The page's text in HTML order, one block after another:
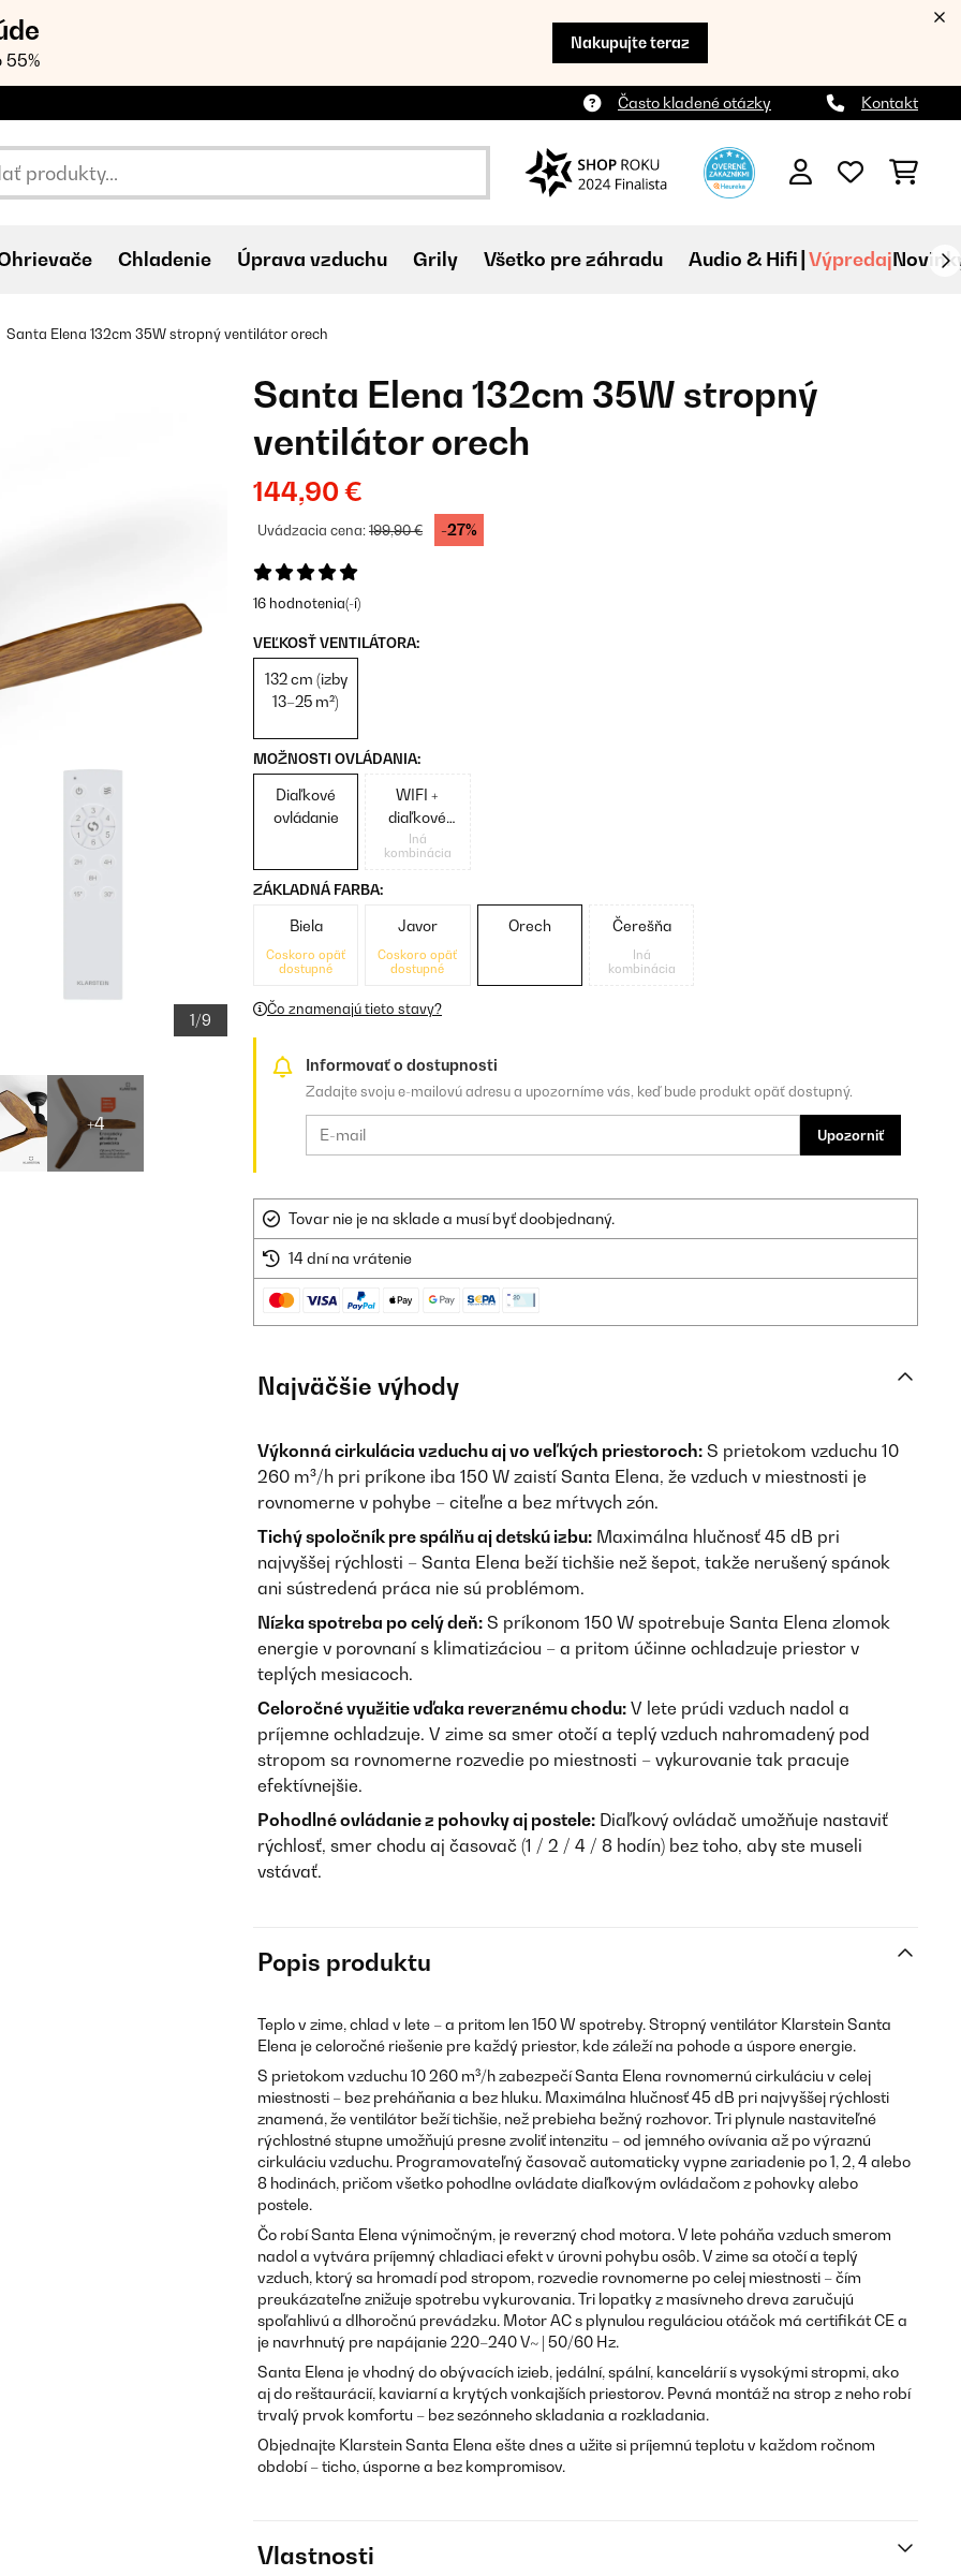
55%
Nakupujte teraz
Často kladené otázky Kontakt
Chladenie Úprava vzduchu Grily Všetko pre záhradu Audio & Hifi Výpredaj
Santa Elena 132cm 35W stropný ventilátor orech
1/9
+4
Santa Elena 132cm 35W stropný
ventilátor orech
144,90 €
Uvádzacia cena:199,90 € -27%
16 hodnotenia(-í)
VEĽKOSŤ VENTILÁTORA:
132 cm (izby
13–25 m²)
MOŽNOSTI OVLÁDANIA:
Diaľkové
ovládanie
WIFI +
diaľkové
ovládanie
Iná
kombinácia
ZÁKLADNÁ FARBA:
Biela
Čoskoro opäť
dostupné
Javor
Čoskoro opäť
dostupné
Orech Čerešňa
Iná
kombinácia
Čo znamenajú tieto stavy?
Informovať o dostupnosti
Zadajte svoju e-mailovú adresu a upozorníme vás, keď bude produkt opäť dostupný.
Upozorniť
Tovar nie je na sklade a musí byť doobjednaný.
14 dní na vrátenie
Najväčšie výhody
Výkonná cirkulácia vzduchu aj vo veľkých priestoroch: S prietokom vzduchu 10
260 m³/h pri príkone iba 150 W zaistí Santa Elena, že vzduch v miestnosti je
rovnomerne v pohybe – citeľne a bez mŕtvych zón.
Tichý spoločník pre spálňu aj detskú izbu: Maximálna hlučnosť 45 dB pri
najvyššej rýchlosti – Santa Elena beží tichšie než šepot, takže nerušený spánok
ani sústredená práca nie sú problémom.
Nízka spotreba po celý deň: S príkonom 150 W spotrebuje Santa Elena zlomok
energie v porovnaní s klimatizáciou – a pritom účinne ochladzuje priestor v
teplých mesiacoch.
Celoročné využitie vďaka reverznému chodu: V lete prúdi vzduch nadol a
príjemne ochladzuje. V zime sa smer otočí a teplý vzduch nahromadený pod
stropom sa rovnomerne rozvedie po miestnosti – vykurovanie tak pracuje
efektívnejšie.
Pohodlné ovládanie z pohovky aj postele: Diaľkový ovládač umožňuje nastaviť
rýchlosť, smer chodu aj časovač (1 / 2 / 4 / 8 hodín) bez toho, aby ste museli
vstávať.
Popis produktu
Teplo v zime, chlad v lete – a pritom len 150 W spotreby. Stropný ventilátor Klarstein Santa
Elena je celoročné riešenie pre každý priestor, kde záleží na pohode a úspore energie.
S prietokom vzduchu 10 260 m³/h zabezpečí Santa Elena rovnomernú cirkuláciu v celej
miestnosti – bez preháňania a bez hluku. Maximálna hlučnosť 45 dB pri najvyššej rýchlosti
znamená, že ventilátor beží tichšie, než prebieha bežný rozhovor. Tri plynule nastaviteľné
rýchlostné stupne umožňujú presne zvoliť intenzitu – od jemného ovívania až po výraznú
cirkuláciu vzduchu. Programovateľný časovač automaticky vypne zariadenie po 1, 2, 4 alebo
8 hodinách, pričom všetko pohodlne ovládate diaľkovým ovládačom z pohovky alebo
postele.
Čo robí Santa Elena výnimočným, je reverzný chod motora. V lete poháňa vzduch smerom
nadol a vytvára príjemný chladiaci efekt v úrovni pohybu osôb. V zime sa otočí a teplý
vzduch, ktorý sa hromadí pod stropom, rozvedie rovnomerne po celej miestnosti – čím
preukázateľne znižuje spotrebu vykurovania. Tri lopatky z masívneho dreva zaručujú
spoľahlivú a dlhoročnú prevádzku. Motor AC s plynulou reguláciou otáčok má certifikát CE a
je navrhnutý pre napájanie 220–240 V~ | 50/60 Hz.
Santa Elena je vhodný do obývacích izieb, jedální, spální, kancelárií s vysokými stropmi, ako
aj do reštaurácií, kaviarní a krytých vonkajších priestorov. Pevná montáž na strop z neho robí
trvalý prvok komfortu – bez sezónneho skladania a rozkladania.
Objednajte Klarstein Santa Elena ešte dnes a užite si príjemnú teplotu v každom ročnom
období – ticho, úsporne a bez kompromisov.
Vlastnosti